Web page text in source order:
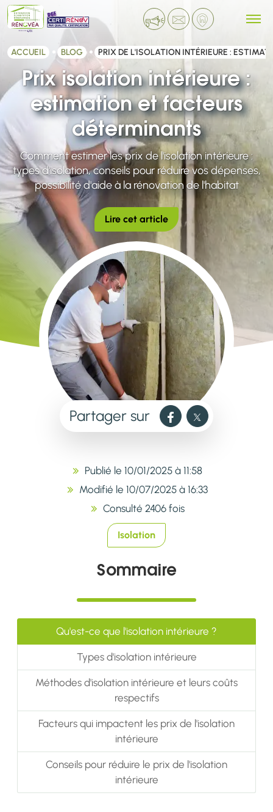
ACCUEIL BLOG PRIX DE L'ISOLATION INTÉRIEURE :
Prix isolation intérieure :
estimation et facteurs
déterminants
Comment estimer les prix de l'isolation intérieure :
types d'isolation, conseils pour réduire vos dépenses,
possibilité d'aide à la rénovation de l'habitat
Lire cet article
Partager sur
Publié le 10/01/2025 à 11:58
Modifié le 10/07/2025 à 16:33
Consulté 2406 fois
Isolation
Sommaire
Qu'est-ce que l'isolation intérieure ?
Types d'isolation intérieure
Méthodes d'isolation intérieure et leurs coûts
respectifs
Facteurs qui impactent les prix de l'isolation
intérieure
Conseils pour réduire le prix de l'isolation
intérieure